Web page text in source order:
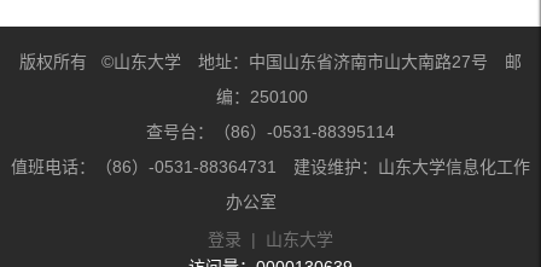
版权所有 ©山东大学 地址：中国山东省济南市山大南路27号 邮
编：250100
查号台：（86）-0531-88395114
值班电话：（86）-0531-88364731 建设维护：山东大学信息化工作
办公室
登录 | 山东大学